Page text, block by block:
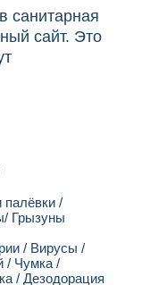
санитарная
сайт. Это
/
Грызуны
/ Вирусы /
/ Чумка /
/ Дезодорация